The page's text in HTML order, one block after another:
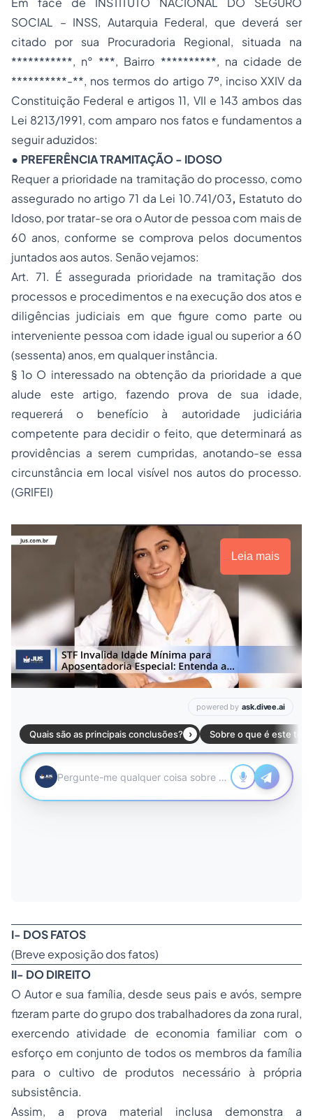
SOCIAL – INSS, Autarquia Federal, que deverá ser
citado por sua Procuradoria Regional, situada na
***********, n° ***, Bairro **********, na cidade de
**********-**, nos termos do artigo 7º, inciso XXIV da
Constituição Federal e artigos 11, VII e 143 ambos das
Lei 8213/1991, com amparo nos fatos e fundamentos a
seguir aduzidos:
• PREFERÊNCIA TRAMITAÇÃO - IDOSO
Requer a prioridade na tramitação do processo, como
assegurado no artigo 71 da Lei 10.741/03, Estatuto do
Idoso, por tratar-se ora o Autor de pessoa com mais de
60 anos, conforme se comprova pelos documentos
juntados aos autos. Senão vejamos:
Art. 71. É assegurada prioridade na tramitação dos
processos e procedimentos e na execução dos atos e
diligências judiciais em que figure como parte ou
interveniente pessoa com idade igual ou superior a 60
(sessenta) anos, em qualquer instância.
§ 1o O interessado na obtenção da prioridade a que
alude este artigo, fazendo prova de sua idade,
requererá o benefício à autoridade judiciária
competente para decidir o feito, que determinará as
providências a serem cumpridas, anotando-se essa
circunstância em local visível nos autos do processo.
(GRIFEI)
Leia mais
I- DOS FATOS
(Breve exposição dos fatos)
II- DO DIREITO
O Autor e sua família, desde seus pais e avós, sempre
fizeram parte do grupo dos trabalhadores da zona rural,
exercendo atividade de economia familiar com o
esforço em conjunto de todos os membros da família
para o cultivo de produtos necessário à própria
subsistência.
Assim, a prova material inclusa demonstra a